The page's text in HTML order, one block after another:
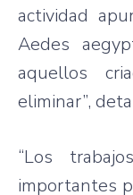
actividad
Aedes
aquellos
eliminar”,
“Los
importantes